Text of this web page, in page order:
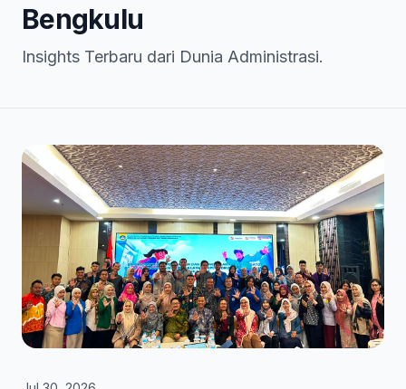
Bengkulu
Insights Terbaru dari Dunia Administrasi.